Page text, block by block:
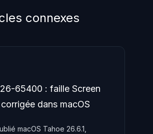
connexes
65400 : faille Screen
dans macOS
macOS Tahoe 26.6.1,